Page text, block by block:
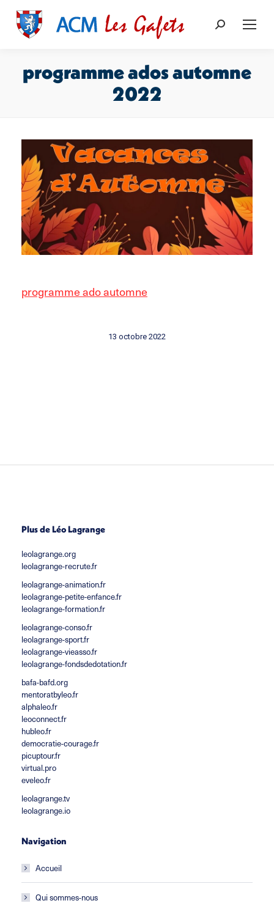
Recherche
programme ados automne
2022
programme ado automne
13 octobre 2022
Plus de Léo Lagrange
leolagrange.org
leolagrange-recrute.fr
leolagrange-animation.fr
leolagrange-petite-enfance.fr
leolagrange-formation.fr
leolagrange-conso.fr
leolagrange-sport.fr
leolagrange-vieasso.fr
leolagrange-fondsdedotation.fr
bafa-bafd.org
mentoratbyleo.fr
alphaleo.fr
leoconnect.fr
hubleo.fr
democratie-courage.fr
picuptour.fr
virtual.pro
eveleo.fr
leolagrange.tv
leolagrange.io
Navigation
Accueil
Qui sommes-nous